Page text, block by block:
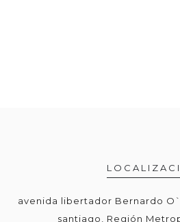
avenida libertador Bernardo
santiago, Región